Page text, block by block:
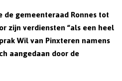
gemeenteraad Ronnes tot
zijn verdiensten “als een heel
Wil van Pinxteren namens
aangedaan door de